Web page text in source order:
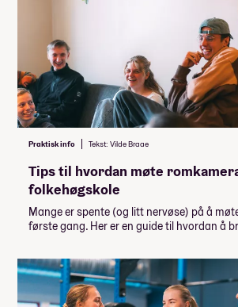
Praktisk info Tekst: Vilde Braae
Tips til hvordan møte
folkehøgskole
Mange er spente (og litt nervøse) på å
første gang. Her er en guide til hvordan å